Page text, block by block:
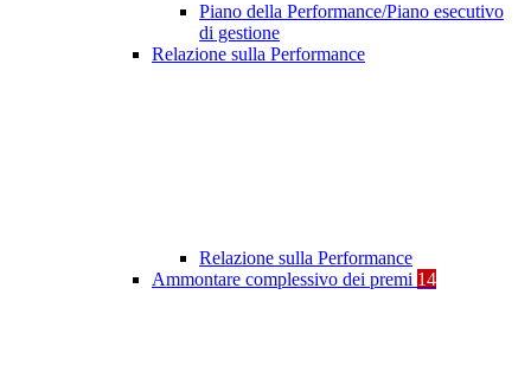
Piano della Performance/Piano esecutivo
di gestione
Relazione sulla Performance
Relazione sulla Performance
Ammontare complessivo dei premi 14